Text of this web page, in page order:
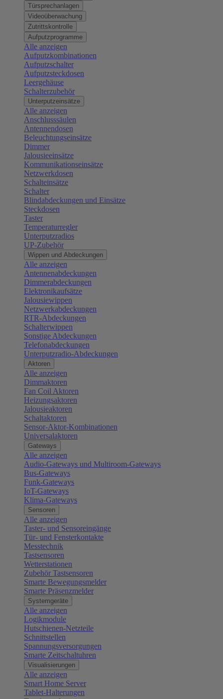
Türsprechanlagen
Videoüberwachung
Zutrittskontrolle
Aufputzprogramme
Alle anzeigen
Aufputzkombinationen
Aufputzschalter
Aufputzsteckdosen
Leergehäuse
Schalterzubehör
Unterputzeinsätze
Alle anzeigen
Anschlusssäulen
Antennendosen
Beleuchtungseinsätze
Dimmer
Jalousieeinsätze
Kommunikationseinsätze
Netzwerkdosen
Schalteinsätze
Schalter
Blindabdeckungen und Einsätze
Steckdosen
Taster
Temperaturregler
Unterputzradios
UP-Zubehör
Wippen und Abdeckungen
Alle anzeigen
Antennenabdeckungen
Dimmerabdeckungen
Elektronikaufsätze
Jalousiewippen
Netzwerkabdeckungen
RTR-Abdeckungen
Schalterwippen
Sonstige Abdeckungen
Telefonabdeckungen
Unterputzradio-Abdeckungen
Aktoren
Alle anzeigen
Dimmaktoren
Fan Coil Aktoren
Heizungsaktoren
Jalousieaktoren
Schaltaktoren
Sensor-Aktor-Kombinationen
Universalaktoren
Gateways
Alle anzeigen
Audio-Gateways und Multiroom-Gateways
Bus-Gateways
Funk-Gateways
IoT-Gateways
Klima-Gateways
Sensoren
Alle anzeigen
Taster- und Sensoreingänge
Tür- und Fensterkontakte
Messtechnik
Tastsensoren
Wetterstationen
Zubehör Tastsensoren
Smarte Bewegungsmelder
Smarte Präsenzmelder
Systemgeräte
Alle anzeigen
Logikmodule
Hutschienen-Netzteile
Schnittstellen
Spannungsversorgungen
Smarte Zeitschaltuhren
Visualisierungen
Alle anzeigen
Smart Home Server
Tablet-Halterungen